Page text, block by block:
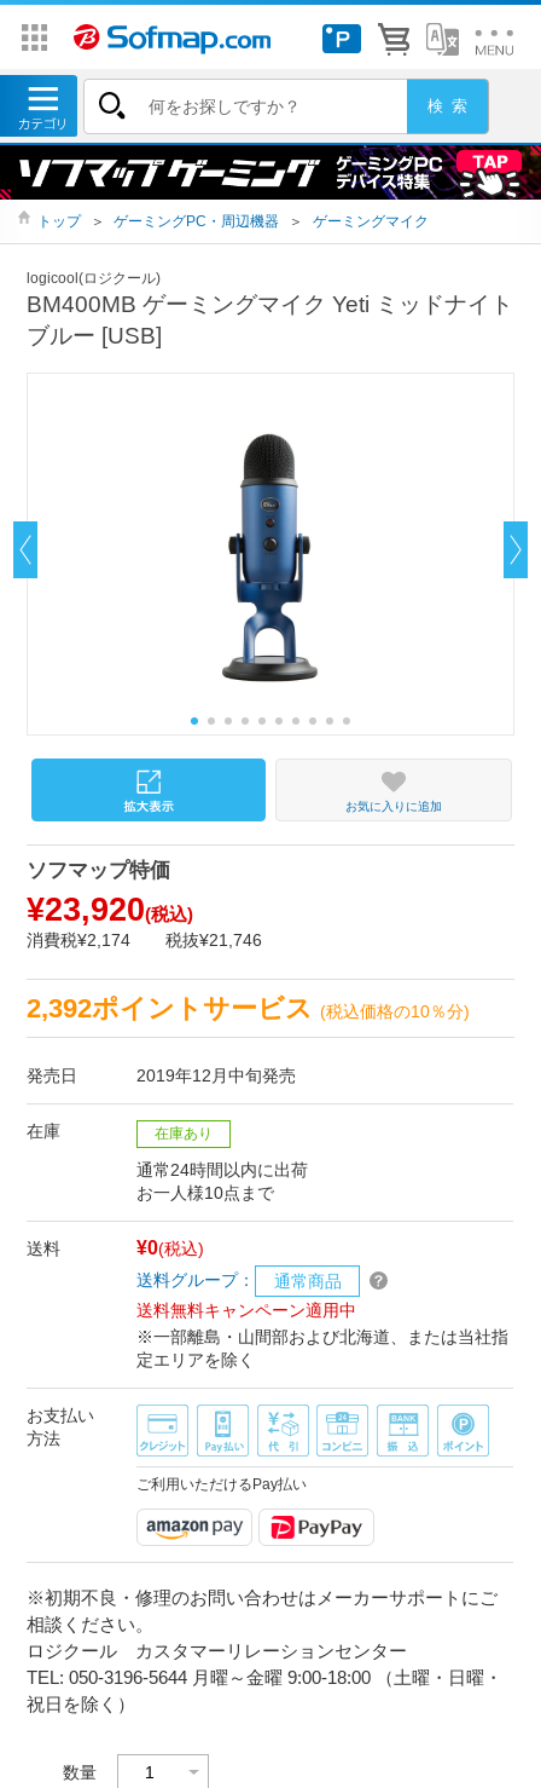
トップ ＞ ゲーミングPC・周辺機器 ＞ ゲーミングマイク
logicool(ロジクール)
BM400MB ゲーミングマイク Yeti ミッドナイト
ブルー [USB]
お気に入りに追加
ソフマップ特価
¥23,920(税込)
消費税¥2,174 税抜¥21,746
2,392ポイントサービス(税込価格の10％分)
発売日 2019年12月中旬発売
在庫 在庫あり
通常24時間以内に出荷
お一人様10点まで
送料 ¥0(税込)
送料グループ：
通常商品
送料無料キャンペーン適用中
※一部離島・山間部および北海道、または当社指
定エリアを除く
お支払い
方法
ご利用いただけるPay払い
※初期不良・修理のお問い合わせはメーカーサポートにご
相談ください。
ロジクール カスタマーリレーションセンター
TEL: 050-3196-5644 月曜～金曜 9:00-18:00 （土曜・日曜・
祝日を除く）
数量